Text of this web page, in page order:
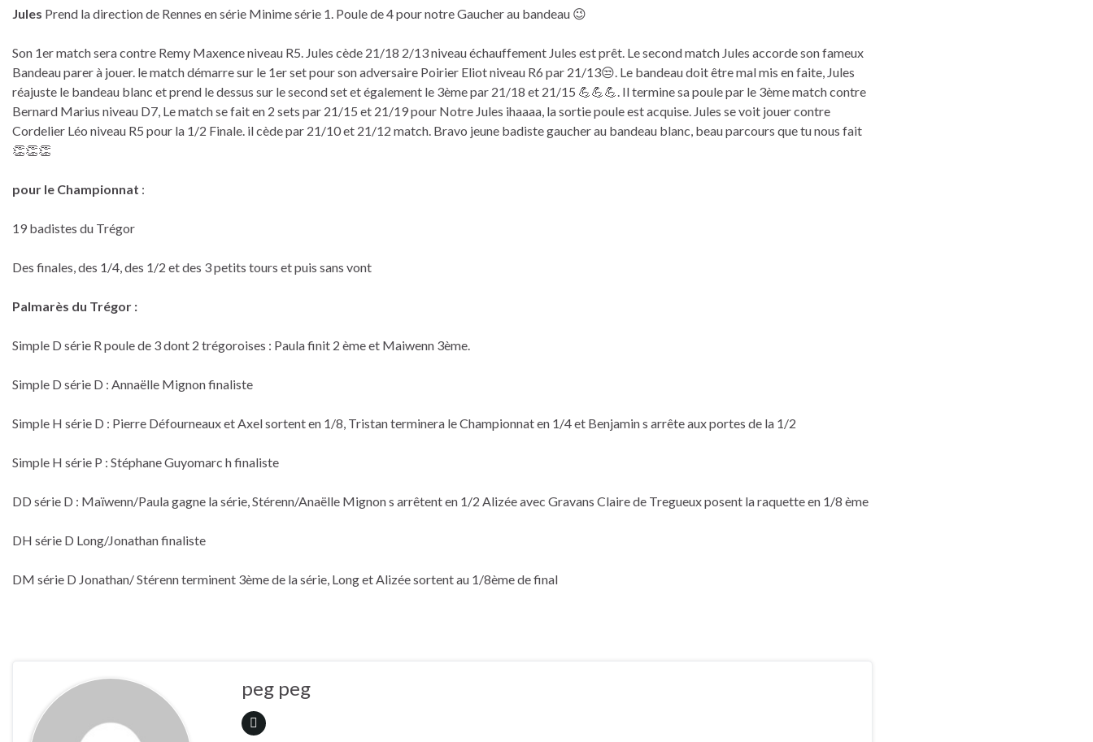
Jules Prend la direction de Rennes en série Minime série 1. Poule de 4 pour notre Gaucher au bandeau 😉
Son 1er match sera contre Remy Maxence niveau R5. Jules cède 21/18 2/13 niveau échauffement Jules est prêt. Le second match Jules accorde son fameux
Bandeau parer à jouer. le match démarre sur le 1er set pour son adversaire Poirier Eliot niveau R6 par 21/13😒. Le bandeau doit être mal mis en faite, Jules
réajuste le bandeau blanc et prend le dessus sur le second set et également le 3ème par 21/18 et 21/15 💪💪💪. Il termine sa poule par le 3ème match contre
Bernard Marius niveau D7, Le match se fait en 2 sets par 21/15 et 21/19 pour Notre Jules ihaaaa, la sortie poule est acquise. Jules se voit jouer contre
Cordelier Léo niveau R5 pour la 1/2 Finale. il cède par 21/10 et 21/12 match. Bravo jeune badiste gaucher au bandeau blanc, beau parcours que tu nous fait
👏👏👏
pour le Championnat :
19 badistes du Trégor
Des finales, des 1/4, des 1/2 et des 3 petits tours et puis sans vont
Palmarès du Trégor :
Simple D série R poule de 3 dont 2 trégoroises : Paula finit 2 ème et Maiwenn 3ème.
Simple D série D : Annaëlle Mignon finaliste
Simple H série D : Pierre Défourneaux et Axel sortent en 1/8, Tristan terminera le Championnat en 1/4 et Benjamin s arrête aux portes de la 1/2
Simple H série P : Stéphane Guyomarc h finaliste
DD série D : Maïwenn/Paula gagne la série, Stérenn/Anaëlle Mignon s arrêtent en 1/2 Alizée avec Gravans Claire de Tregueux posent la raquette en 1/8 ème
DH série D Long/Jonathan finaliste
DM série D Jonathan/ Stérenn terminent 3ème de la série, Long et Alizée sortent au 1/8ème de final
peg peg